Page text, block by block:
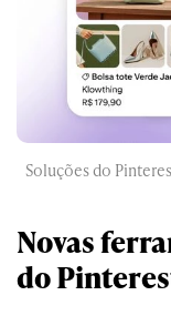
Soluções do
Novas
do